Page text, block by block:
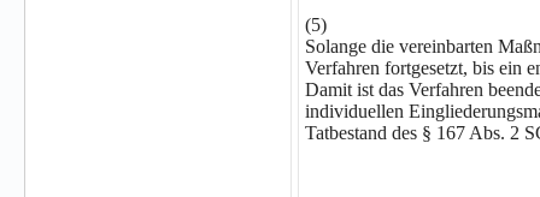
(5)
Solange die vereinbarten
Verfahren fortgesetzt, bis ein
Damit ist das Verfahren
individuellen
Tatbestand des § 167 Abs. 2